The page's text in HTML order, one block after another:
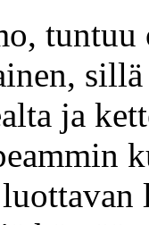
tuntuu
ja